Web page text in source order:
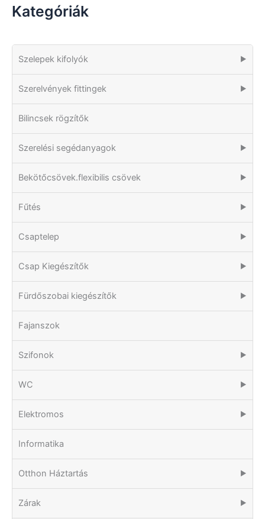
Kategóriák
Szelepek kifolyók ▶
Szerelvények fittingek ▶
Bilincsek rögzítők
Szerelési segédanyagok ▶
Bekötőcsövek.flexibilis csövek ▶
Fűtés ▶
Csaptelep ▶
Csap Kiegészítők ▶
Fürdőszobai kiegészítők ▶
Fajanszok
Szifonok ▶
WC ▶
Elektromos ▶
Informatika
Otthon Háztartás ▶
Zárak ▶